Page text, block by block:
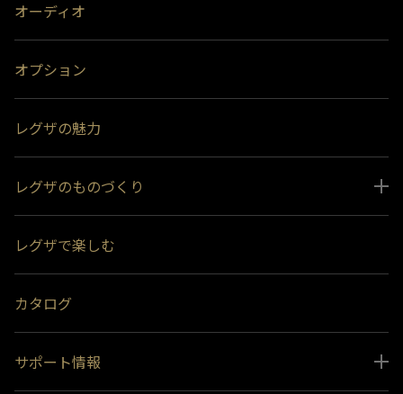
オーディオ
オプション
レグザの魅力
レグザのものづくり
スペシャルコンテンツ
受賞履歴
レグザで楽しむ
カタログ
サポート情報